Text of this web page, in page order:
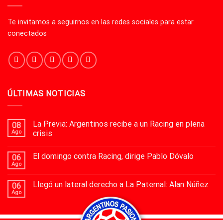
Te invitamos a seguirnos en las redes sociales para estar
conectados
ÚLTIMAS NOTICIAS
08
Ago
La Previa: Argentinos recibe a un Racing en plena
crisis
06
Ago
El domingo contra Racing, dirige Pablo Dóvalo
06
Ago
Llegó un lateral derecho a La Paternal: Alan Núñez